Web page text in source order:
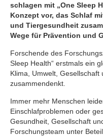
schlagen mit „One Sleep
Konzept vor, das Schlaf
und Tiergesundheit
Wege für Prävention und
Forschende des
Sleep Health“ erstmals ein
Klima, Umwelt, Gesellschaft
zusammendenkt.
Immer mehr Menschen
Einschlafproblemen oder
Gesundheit, Gesellschaft
Forschungsteam unter